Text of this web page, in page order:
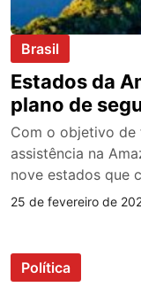
Brasil
Estados da
plano de
Com o objetivo de
assistência na
nove estados que
25 de fevereiro de
Política